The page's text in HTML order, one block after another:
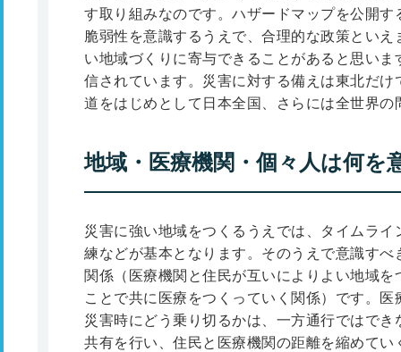
す取り組みなのです。ハザードマップを公開
脆弱性を意識するうえで、合理的な政策とい
い地域づくりに寄与できることがあると思い
信されています。災害に対する備えは東北だ
道をはじめとして日本全国、さらには全世界の
地域・医療機関・個々人は何を
災害に強い地域をつくるうえでは、タイムラ
練などが基本となります。そのうえで意識す
関係（医療機関と住民が互いによりよい地域
ことで共に医療をつくっていく関係）です。
災害時にどう乗り切るかは、一方通行ではで
共有を行い、住民と医療機関の距離を縮めて